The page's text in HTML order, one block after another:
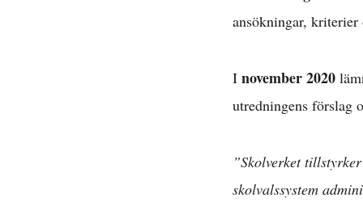
ansökningar,
I november 2020
utredningens förslag
”Skolverket
skolvalssystem